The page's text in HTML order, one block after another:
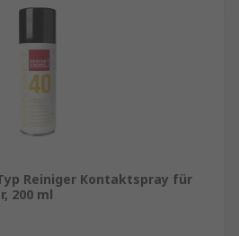
Reiniger Kontaktspray für
200 ml